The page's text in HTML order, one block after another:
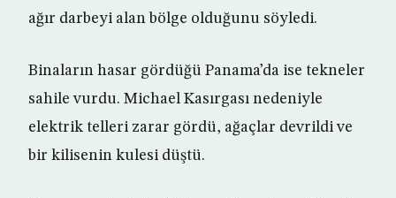
ağır darbeyi alan bölge olduğunu söyledi.
Binaların hasar gördüğü Panama’da ise tekneler
sahile vurdu. Michael Kasırgası nedeniyle
elektrik telleri zarar gördü, ağaçlar devrildi ve
bir kilisenin kulesi düştü.